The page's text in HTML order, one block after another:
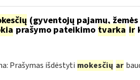
(gyventojų pajamų, žemės
prašymo pateikimo tvarka ir
Prašymas išdėstyti mokesčių ar